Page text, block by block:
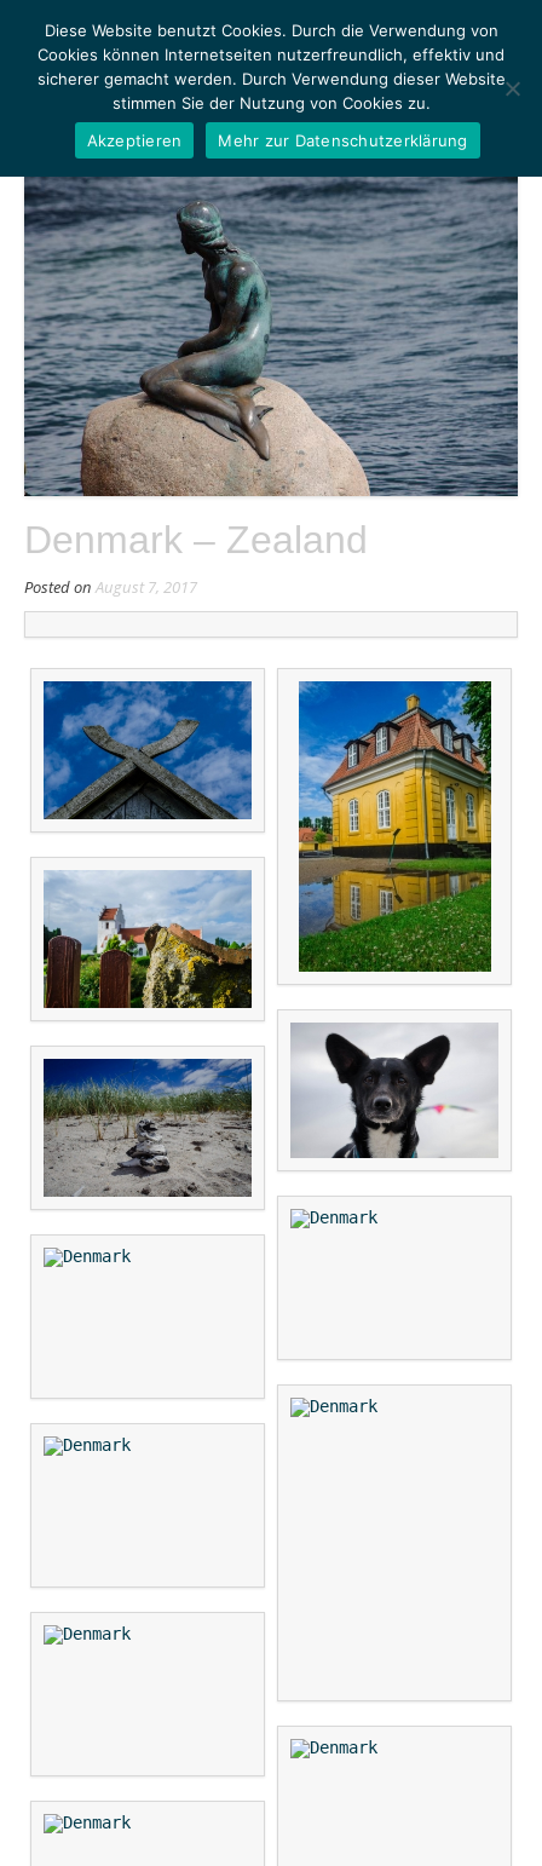
MENU
Denmark – Zealand
Posted onAugust 7, 2017
Diese Website benutzt Cookies. Durch die Verwendung von
Cookies können Internetseiten nutzerfreundlich, effektiv und
sicherer gemacht werden. Durch Verwendung dieser Website
stimmen Sie der Nutzung von Cookies zu.
Akzeptieren
Mehr zur Datenschutzerklärung